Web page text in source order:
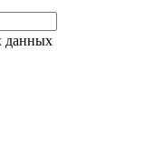
данных